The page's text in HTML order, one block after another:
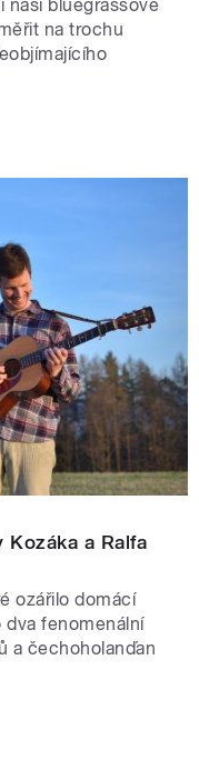
naší bluegrassové
na trochu
Kozáka a Ralfa
ozářilo domácí
dva fenomenální
a čechoholanďan